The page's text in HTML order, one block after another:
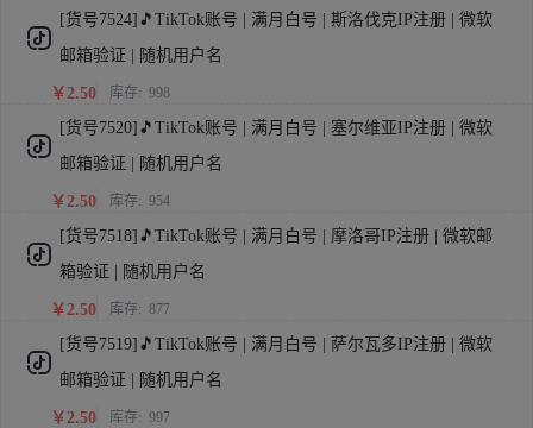
[货号7524]🎵TikTok账号 | 满月白号 | 斯洛伐克IP注册 | 微软
邮箱验证 | 随机用户名
￥2.50 库存: 998
[货号7520]🎵TikTok账号 | 满月白号 | 塞尔维亚IP注册 | 微软
邮箱验证 | 随机用户名
￥2.50 库存: 954
[货号7518]🎵TikTok账号 | 满月白号 | 摩洛哥IP注册 | 微软邮
箱验证 | 随机用户名
￥2.50 库存: 877
[货号7519]🎵TikTok账号 | 满月白号 | 萨尔瓦多IP注册 | 微软
邮箱验证 | 随机用户名
￥2.50 库存: 997